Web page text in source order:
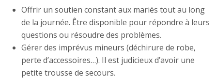
Offrir un soutien constant aux mariés tout au long
de la journée. Être disponible pour répondre à leurs
questions ou résoudre des problèmes.
Gérer des imprévus mineurs (déchirure de robe,
perte d’accessoires…). Il est judicieux d’avoir une
petite trousse de secours.